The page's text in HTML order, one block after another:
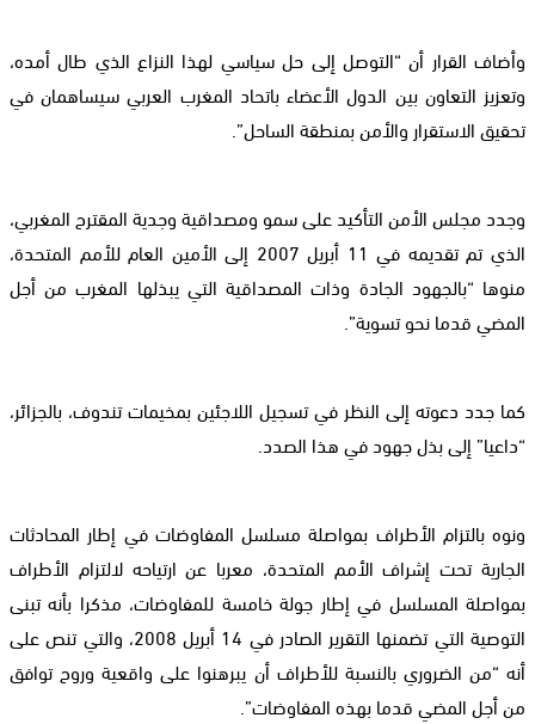
وأضاف القرار أن “التوصل إلى حل سياسي لهذا النزاع الذي طال أمده،
وتعزيز التعاون بين الدول الأعضاء باتحاد المغرب العربي سيساهمان في
تحقيق الاستقرار والأمن بمنطقة الساحل”.
وجدد مجلس الأمن التأكيد على سمو ومصداقية وجدية المقترح المغربي،
الذي تم تقديمه في 11 أبريل 2007 إلى الأمين العام للأمم المتحدة،
منوها “بالجهود الجادة وذات المصداقية التي يبذلها المغرب من أجل
المضي قدما نحو تسوية”.
كما جدد دعوته إلى النظر في تسجيل اللاجئين بمخيمات تندوف، بالجزائر،
“داعيا” إلى بذل جهود في هذا الصدد.
ونوه بالتزام الأطراف بمواصلة مسلسل المفاوضات في إطار المحادثات
الجارية تحت إشراف الأمم المتحدة، معربا عن ارتياحه لالتزام الأطراف
بمواصلة المسلسل في إطار جولة خامسة للمفاوضات، مذكرا بأنه تبنى
التوصية التي تضمنها التقرير الصادر في 14 أبريل 2008، والتي تنص على
أنه “من الضروري بالنسبة للأطراف أن يبرهنوا على واقعية وروح توافق
من أجل المضي قدما بهذه المفاوضات”.